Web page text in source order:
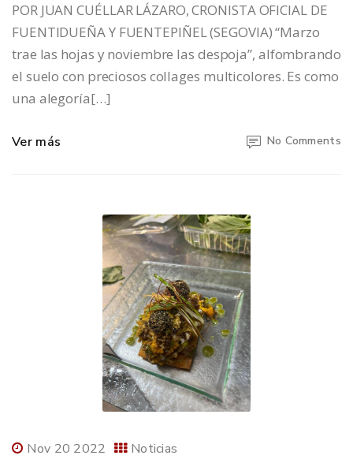
POR JUAN CUÉLLAR LÁZARO, CRONISTA OFICIAL DE
FUENTIDUEÑA Y FUENTEPIÑEL (SEGOVIA) “Marzo
trae las hojas y noviembre las despoja”, alfombrando
el suelo con preciosos collages multicolores. Es como
una alegoría[…]
Ver más No Comments
Nov 20 2022 Noticias